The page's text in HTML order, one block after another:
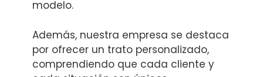
modelo.
Además, nuestra empresa se destaca
por ofrecer un trato personalizado,
comprendiendo que cada cliente y